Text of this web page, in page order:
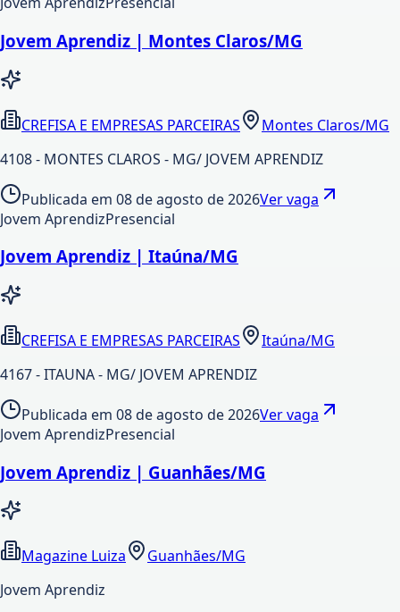
Jovem Aprendiz | Montes Claros/MG
CREFISA E EMPRESAS PARCEIRAS
Montes Claros/MG
4108 - MONTES CLAROS - MG/ JOVEM APRENDIZ
Publicada em 08 de agosto de 2026Ver vaga
Jovem AprendizPresencial
Jovem Aprendiz | Itaúna/MG
CREFISA E EMPRESAS PARCEIRAS
Itaúna/MG
4167 - ITAUNA - MG/ JOVEM APRENDIZ
Publicada em 08 de agosto de 2026Ver vaga
Jovem AprendizPresencial
Jovem Aprendiz | Guanhães/MG
Magazine Luiza
Guanhães/MG
Jovem Aprendiz